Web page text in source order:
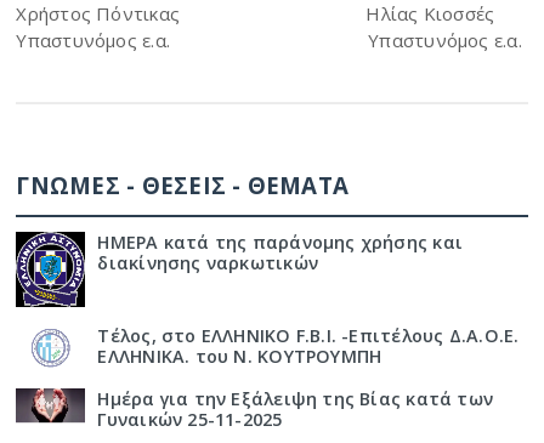
Χρήστος Πόντικας
Ηλίας Κιοσσές
Υπαστυνόμος ε.α.
Υπαστυνόμος ε.α.
ΓΝΩΜΕΣ - ΘΕΣΕΙΣ - ΘΕΜΑΤΑ
ΗΜΕΡΑ κατά της παράνομης χρήσης και
διακίνησης ναρκωτικών
Τέλος, στο ΕΛΛΗΝΙΚΟ F.B.I. -Επιτέλους Δ.Α.Ο.Ε.
ΕΛΛΗΝΙΚΑ. του Ν. ΚΟΥΤΡΟΥΜΠΗ
Ημέρα για την Εξάλειψη της Βίας κατά των
Γυναικών 25-11-2025